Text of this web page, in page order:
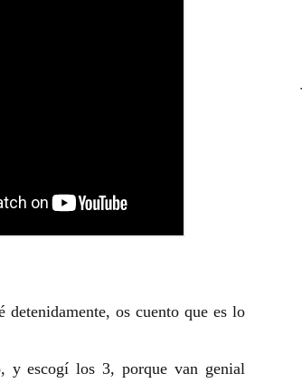
detenidamente, os cuento que es lo
y escogí los 3, porque van genial